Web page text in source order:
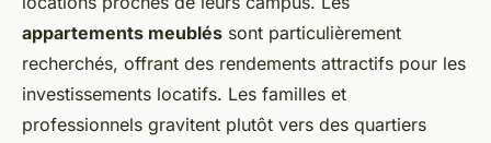
appartements meublés sont particulièrement
recherchés, offrant des rendements attractifs pour les
investissements locatifs. Les familles et
professionnels gravitent plutôt vers des quartiers